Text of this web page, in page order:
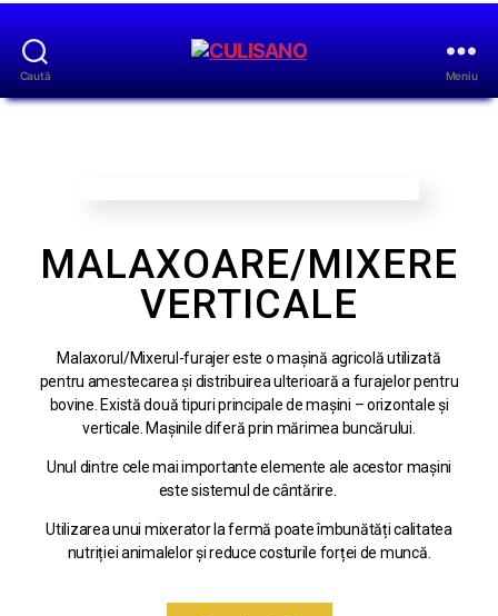
Caută Meniu
MALAXOARE/MIXERE
VERTICALE
Malaxorul/Mixerul-furajer este o mașină agricolă utilizată
pentru amestecarea și distribuirea ulterioară a furajelor pentru
bovine. Există două tipuri principale de mașini – orizontale și
verticale. Mașinile diferă prin mărimea buncărului.
Unul dintre cele mai importante elemente ale acestor mașini
este sistemul de cântărire.
Utilizarea unui mixerator la fermă poate îmbunătăți calitatea
nutriției animalelor și reduce costurile forței de muncă.